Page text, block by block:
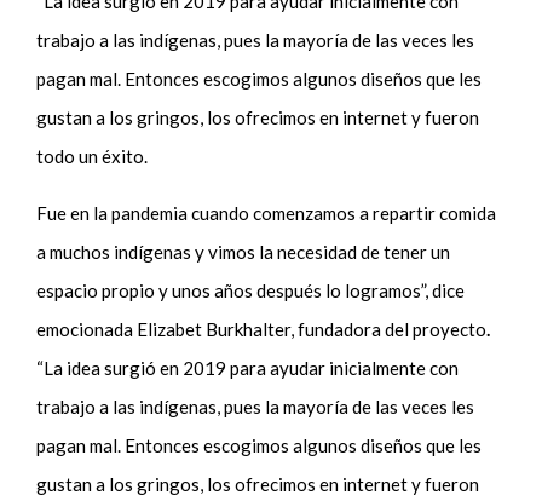
trabajo a las indígenas, pues la mayoría de las veces les
pagan mal. Entonces escogimos algunos diseños que les
gustan a los gringos, los ofrecimos en internet y fueron
todo un éxito.
Fue en la pandemia cuando comenzamos a repartir comida
a muchos indígenas y vimos la necesidad de tener un
espacio propio y unos años después lo logramos”, dice
emocionada Elizabet Burkhalter, fundadora del proyecto.
“La idea surgió en 2019 para ayudar inicialmente con
trabajo a las indígenas, pues la mayoría de las veces les
pagan mal. Entonces escogimos algunos diseños que les
gustan a los gringos, los ofrecimos en internet y fueron